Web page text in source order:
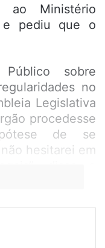
ao Ministério
e pediu que o
sobre
no
Legislativa
procedesse
de se
hesitarei em
dia 1º de maio
264 vagas,
198 para